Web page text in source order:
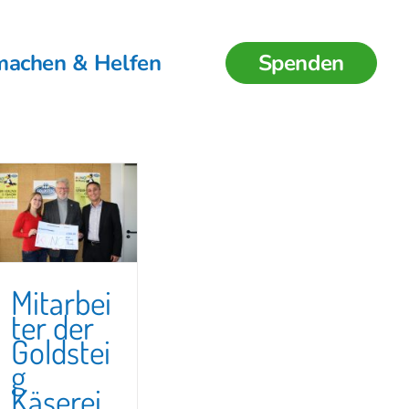
& Helfen Spenden
Mitarbeiter der
Goldsteig Käserei in
Cham radelten für
Mitarbei
ter der
Goldstei
g